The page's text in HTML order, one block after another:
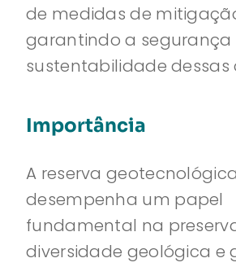
de medidas de
garantindo a segurança
sustentabilidade dessas
Importância
A reserva geotecnológica
desempenha um papel
fundamental na
diversidade geológica e